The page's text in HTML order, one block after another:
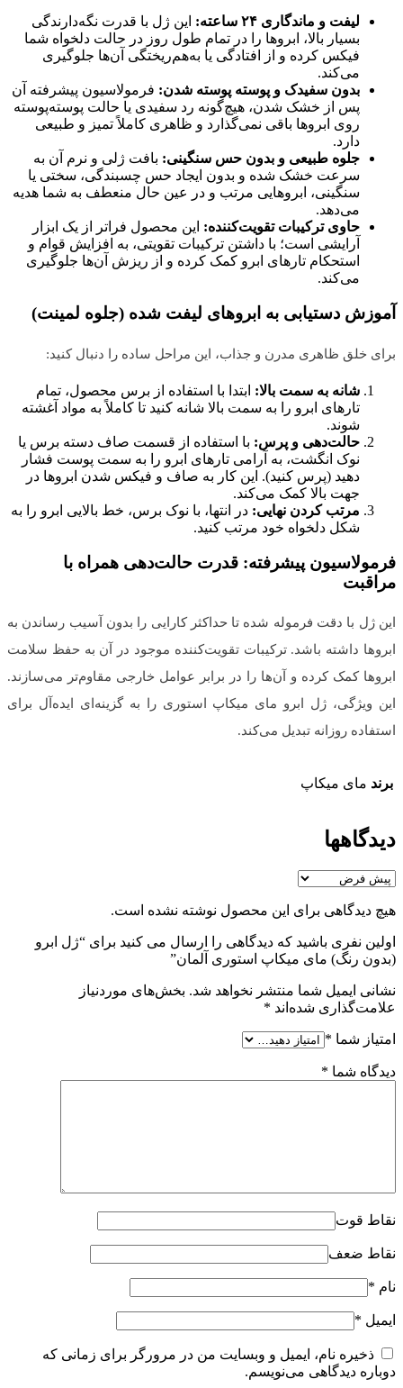
لیفت و ماندگاری ۲۴ ساعته:
این ژل با قدرت نگه‌دارندگی
بسیار بالا، ابروها را در تمام طول روز در حالت دلخواه شما
فیکس کرده و از افتادگی یا به‌هم‌ریختگی آن‌ها جلوگیری
می‌کند.
بدون سفیدک و پوسته پوسته شدن: فرمولاسیون پیشرفته آن
پس از خشک شدن، هیچ‌گونه رد سفیدی یا حالت پوسته‌پوسته
روی ابروها باقی نمی‌گذارد و ظاهری کاملاً تمیز و طبیعی
دارد.
جلوه طبیعی و بدون حس سنگینی: بافت ژلی و نرم آن به
سرعت خشک شده و بدون ایجاد حس چسبندگی، سختی یا
سنگینی، ابروهایی مرتب و در عین حال منعطف به شما هدیه
می‌دهد.
حاوی ترکیبات تقویت‌کننده: این محصول فراتر از یک ابزار
آرایشی است؛ با داشتن ترکیبات تقویتی، به افزایش قوام و
استحکام تارهای ابرو کمک کرده و از ریزش آن‌ها جلوگیری
می‌کند.
آموزش دستیابی به ابروهای لیفت شده (جلوه لمینت)
برای خلق ظاهری مدرن و جذاب، این مراحل ساده را دنبال کنید:
شانه به سمت بالا: ابتدا با استفاده از برس محصول، تمام
تارهای ابرو را به سمت بالا شانه کنید تا کاملاً به مواد آغشته
شوند.
حالت‌دهی و پرس: با استفاده از قسمت صاف دسته برس یا
نوک انگشت، به آرامی تارهای ابرو را به سمت پوست فشار
دهید (پرس کنید). این کار به صاف و فیکس شدن ابروها در
جهت بالا کمک می‌کند.
مرتب کردن نهایی: در انتها، با نوک برس، خط بالایی ابرو را به
شکل دلخواه خود مرتب کنید.
فرمولاسیون پیشرفته: قدرت حالت‌دهی همراه با
مراقبت
این ژل با دقت فرموله شده تا حداکثر کارایی را بدون آسیب رساندن به
ابروها داشته باشد. ترکیبات تقویت‌کننده موجود در آن به حفظ سلامت
ابروها کمک کرده و آن‌ها را در برابر عوامل خارجی مقاوم‌تر می‌سازند.
این ویژگی، ژل ابرو مای میکاپ استوری را به گزینه‌ای ایده‌آل برای
استفاده روزانه تبدیل می‌کند.
برند مای میکاپ
دیدگاهها
هیچ دیدگاهی برای این محصول نوشته نشده است.
اولین نفری باشید که دیدگاهی را ارسال می کنید برای “ژل ابرو
(بدون رنگ) مای میکاپ استوری آلمان”
نشانی ایمیل شما منتشر نخواهد شد. بخش‌های موردنیاز
علامت‌گذاری شده‌اند *
امتیاز شما *
دیدگاه شما *
نقاط قوت
نقاط ضعف
نام *
ایمیل *
ذخیره نام، ایمیل و وبسایت من در مرورگر برای زمانی که
دوباره دیدگاهی می‌نویسم.